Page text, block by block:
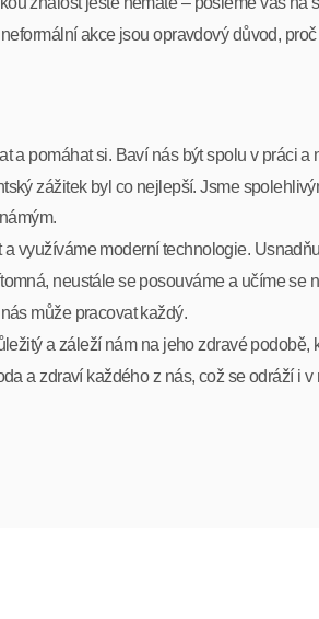
akce jsou opravdový důvod,
a pomáhat si. Baví nás být spolu v práci a
zážitek byl co nejlepší. Jsme
využíváme moderní technologie.
neustále se posouváme a učíme se
může pracovat každý.
a záleží nám na jeho zdravé podobě,
a zdraví každého z nás, což se odráží i